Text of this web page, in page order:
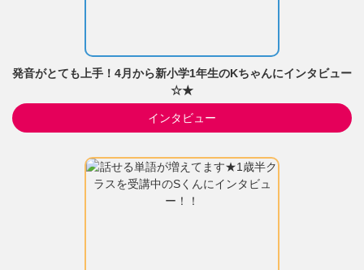
発音がとても上手！4月から新小学1年生のKちゃんにインタビュー
☆★
インタビュー